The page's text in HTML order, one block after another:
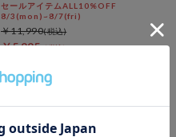
セールアイテムALL10%OFF
8/3(mon)~8/7(fri)
￥5,995
￥11,990